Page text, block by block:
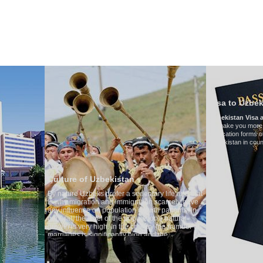
of Uzbekistan
Uzbeks prefer a sedentary life and that
and immigration scarcely have
on population growth patterns. In
the level of the population's natural
is very high. In the country the number of
is significantly high and the
of divorce cases is one of the lowest
According to Uzbek tradition, the
is regarded as something quite sacred.
Visa to Uzbekistan
Uzbekistan Visa application form:
To make you more convenient, we have
application forms of the Embassies of the
Uzbekistan in countries